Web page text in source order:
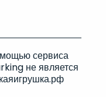
сервиса
не является